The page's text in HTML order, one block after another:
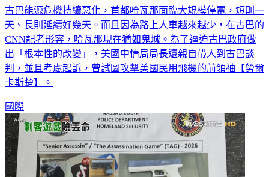
古巴能源危機持續惡化，首都哈瓦那面臨大規模停電，短則一
天、長則延續好幾天。而且因為路上人車越來越少，在古巴的
CNN記者形容，哈瓦那現在猶如鬼城。為了逼迫古巴政府做
出「根本性的改變」，美國中情局局長還親自帶人到古巴談
判，並且考慮起訴，曾試圖攻擊美國民用飛機的前領袖【勞爾
國際